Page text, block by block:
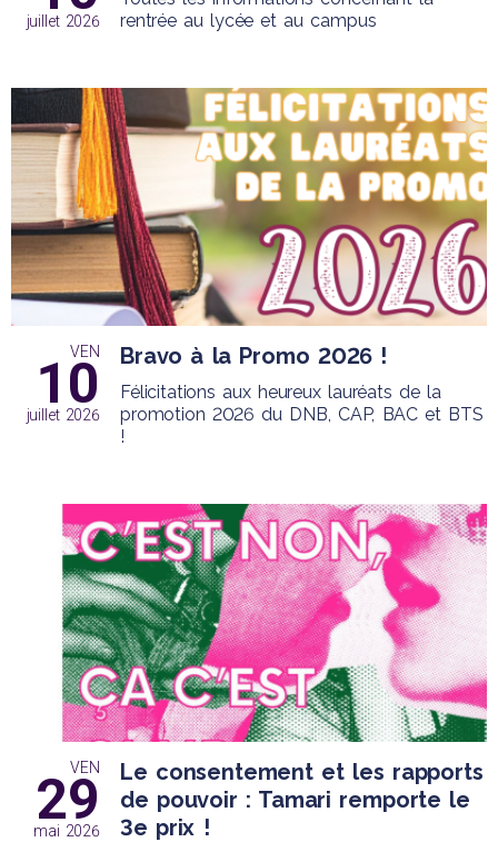
juillet 2026
rentrée au lycée et au campus
VEN
10
juillet 2026
Bravo à la Promo 2026 !
Félicitations aux heureux lauréats de la
promotion 2026 du DNB, CAP, BAC et BTS
!
VEN
29
mai 2026
Le consentement et les rapports
de pouvoir : Tamari remporte le
3e prix !